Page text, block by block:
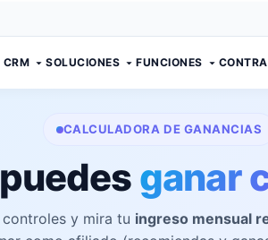
CRM SOLUCIONES FUNCIONES
CALCULADORA DE GANANCIAS
ganar
y mira tu ingreso mensual